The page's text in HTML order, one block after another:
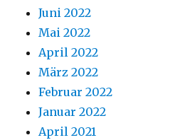
Juni 2022
Mai 2022
April 2022
März 2022
Februar 2022
Januar 2022
April 2021